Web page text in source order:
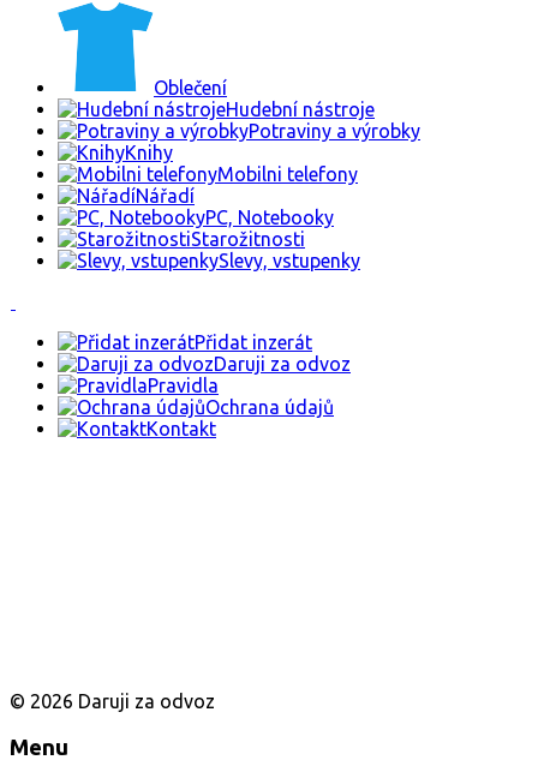
Oblečení
Hudební nástroje
Potraviny a výrobky
Knihy
Mobilni telefony
Nářadí
PC, Notebooky
Starožitnosti
Slevy, vstupenky
Přidat inzerát
Daruji za odvoz
Pravidla
Ochrana údajů
Kontakt
© 2026 Daruji za odvoz
Menu